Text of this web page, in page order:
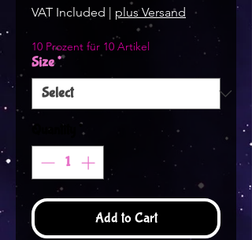
VAT Included | plus Versand
10 Prozent für 10 Artikel
Size*
Quantity
Add to Cart